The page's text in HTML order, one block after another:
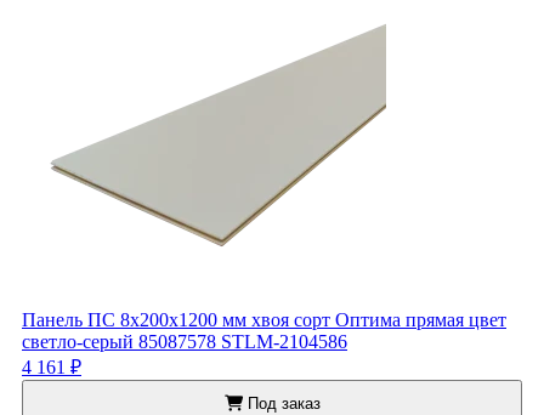
Панель ПС 8x200x1200 мм хвоя сорт Оптима прямая цвет
светло-серый 85087578 STLM-2104586
4 161 ₽
Под заказ